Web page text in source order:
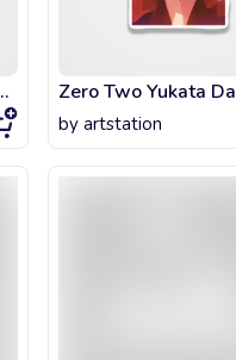
Character 1
by artstation